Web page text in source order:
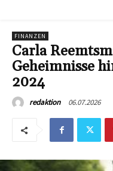
FINANZEN
Carla
Geheimnisse
2024
redaktion 06.07.2026